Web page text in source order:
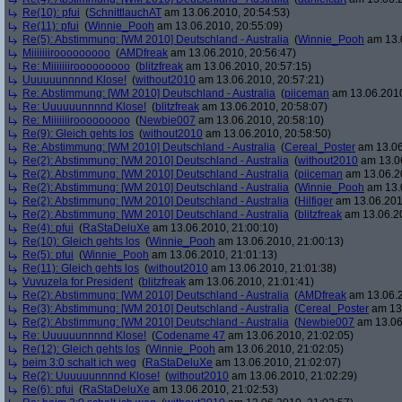
Re(10): pfui (SchnittlauchAT am 13.06.2010, 20:54:53)
Re(11): pfui (Winnie_Pooh am 13.06.2010, 20:55:09)
Re(5): Abstimmung: [WM 2010] Deutschland - Australia (Winnie_Pooh am
Miiiiiiirooooooooo (AMDfreak am 13.06.2010, 20:56:47)
Re: Miiiiiiirooooooooo (blitzfreak am 13.06.2010, 20:57:15)
Uuuuuunnnnd Klose! (without2010 am 13.06.2010, 20:57:21)
Re: Abstimmung: [WM 2010] Deutschland - Australia (piiceman am
Re: Uuuuuunnnnd Klose! (blitzfreak am 13.06.2010, 20:58:07)
Re: Miiiiiiirooooooooo (Newbie007 am 13.06.2010, 20:58:10)
Re(9): Gleich gehts los (without2010 am 13.06.2010, 20:58:50)
Re: Abstimmung: [WM 2010] Deutschland - Australia (Cereal_Poster am
Re(2): Abstimmung: [WM 2010] Deutschland - Australia (without2010 am
Re(2): Abstimmung: [WM 2010] Deutschland - Australia (piiceman am
Re(2): Abstimmung: [WM 2010] Deutschland - Australia (Winnie_Pooh am
Re(2): Abstimmung: [WM 2010] Deutschland - Australia (Hilfiger am
Re(2): Abstimmung: [WM 2010] Deutschland - Australia (blitzfreak am
Re(4): pfui (RaStaDeluXe am 13.06.2010, 21:00:10)
Re(10): Gleich gehts los (Winnie_Pooh am 13.06.2010, 21:00:13)
Re(5): pfui (Winnie_Pooh am 13.06.2010, 21:01:13)
Re(11): Gleich gehts los (without2010 am 13.06.2010, 21:01:38)
Vuvuzela for President (blitzfreak am 13.06.2010, 21:01:41)
Re(2): Abstimmung: [WM 2010] Deutschland - Australia (AMDfreak am
Re(3): Abstimmung: [WM 2010] Deutschland - Australia (Cereal_Poster am
Re(2): Abstimmung: [WM 2010] Deutschland - Australia (Newbie007 am
Re: Uuuuuunnnnd Klose! (Codename 47 am 13.06.2010, 21:02:05)
Re(12): Gleich gehts los (Winnie_Pooh am 13.06.2010, 21:02:05)
beim 3:0 schalt ich weg (RaStaDeluXe am 13.06.2010, 21:02:07)
Re(2): Uuuuuunnnnd Klose! (without2010 am 13.06.2010, 21:02:29)
Re(6): pfui (RaStaDeluXe am 13.06.2010, 21:02:53)